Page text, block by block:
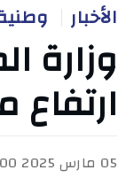
الأخبار
وزارة
05 مارس 2025 09:00